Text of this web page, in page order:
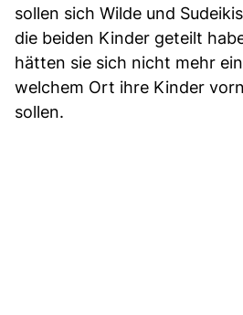
sollen sich Wilde und
die beiden Kinder geteilt
hätten sie sich nicht mehr
welchem Ort ihre Kinder
sollen.